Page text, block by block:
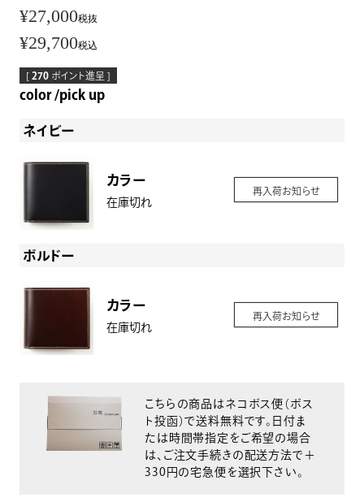
¥27,000税抜
¥29,700税込
[ 270 ポイント進呈 ]
color pick up
ネイビー
カラー
在庫切れ
再入荷お知らせ
ボルドー
カラー
在庫切れ
再入荷お知らせ
こちらの商品はネコポス便（ポス
ト投函）で送料無料です。日付ま
たは時間帯指定をご希望の場合
は、ご注文手続きの配送方法で＋
330円の宅急便を選択下さい。